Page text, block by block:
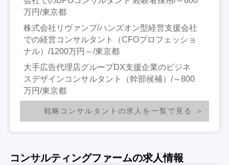
万円/東京都
株式会社リヴァンプ/ハンズオン型経営支援会社
での経営コンサルタント（CFOプロフェッショ
ナル）/1200万円～/東京都
大手広告代理店グループDX支援企業のビジネ
スデザインコンサルタント（幹部候補）/～800
万円/東京都
戦略コンサルタントの求人を一覧で見る
コンサルティングファームの求人情報